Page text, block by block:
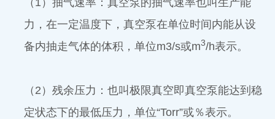
（1）抽气速率：真空泵的抽气速率也叫生产能
力，在一定温度下，真空泵在单位时间内能从设
备内抽走气体的体积，单位m3/s或m3/h表示。
（2）残余压力：也叫极限真空即真空泵能达到稳
定状态下的最低压力，单位“Torr”或％表示。